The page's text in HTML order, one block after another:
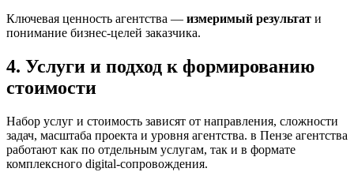
Ключевая ценность агентства — измеримый результат и
понимание бизнес-целей заказчика.
4. Услуги и подход к формированию
стоимости
Набор услуг и стоимость зависят от направления, сложности
задач, масштаба проекта и уровня агентства. в Пензе агентства
работают как по отдельным услугам, так и в формате
комплексного digital-сопровождения.